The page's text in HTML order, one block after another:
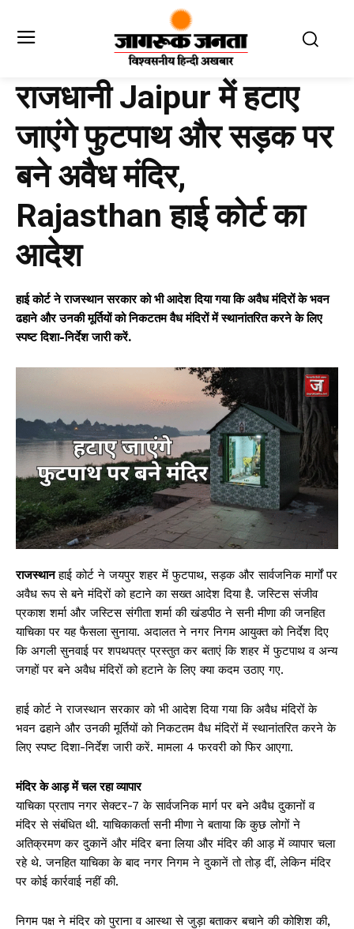
राजधानी Jaipur में हटाए
जाएंगे फुटपाथ और सड़क पर
बने अवैध मंदिर,
Rajasthan हाई कोर्ट का
आदेश
हाई कोर्ट ने राजस्थान सरकार को भी आदेश दिया गया कि अवैध मंदिरों के भवन
ढहाने और उनकी मूर्तियों को निकटतम वैध मंदिरों में स्थानांतरित करने के लिए
स्पष्ट दिशा-निर्देश जारी करें.
राजस्थानहाई कोर्ट ने जयपुर शहर में फुटपाथ, सड़क और सार्वजनिक मार्गों पर
अवैध रूप से बने मंदिरों को हटाने का सख्त आदेश दिया है. जस्टिस संजीव
प्रकाश शर्मा और जस्टिस संगीता शर्मा की खंडपीठ ने सनी मीणा की जनहित
याचिका पर यह फैसला सुनाया. अदालत ने नगर निगम आयुक्त को निर्देश दिए
कि अगली सुनवाई पर शपथपत्र प्रस्तुत कर बताएं कि शहर में फुटपाथ व अन्य
जगहों पर बने अवैध मंदिरों को हटाने के लिए क्या कदम उठाए गए.
हाई कोर्ट ने राजस्थान सरकार को भी आदेश दिया गया कि अवैध मंदिरों के
भवन ढहाने और उनकी मूर्तियों को निकटतम वैध मंदिरों में स्थानांतरित करने के
लिए स्पष्ट दिशा-निर्देश जारी करें. मामला 4 फरवरी को फिर आएगा.
मंदिर के आड़ में चल रहा व्यापार
याचिका प्रताप नगर सेक्टर-7 के सार्वजनिक मार्ग पर बने अवैध दुकानों व
मंदिर से संबंधित थी. याचिकाकर्ता सनी मीणा ने बताया कि कुछ लोगों ने
अतिक्रमण कर दुकानें और मंदिर बना लिया और मंदिर की आड़ में व्यापार चला
रहे थे. जनहित याचिका के बाद नगर निगम ने दुकानें तो तोड़ दीं, लेकिन मंदिर
पर कोई कार्रवाई नहीं की.
निगम पक्ष ने मंदिर को पुराना व आस्था से जुड़ा बताकर बचाने की कोशिश की,